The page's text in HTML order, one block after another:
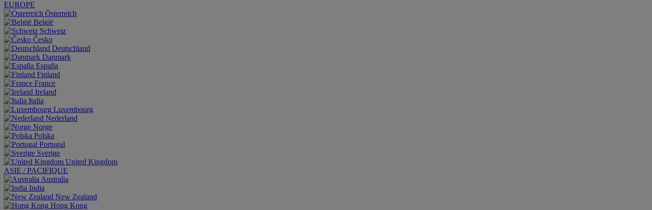
EUROPE
Österreich
België
Schweiz
Česko
Deutschland
Danmark
España
Finland
France
Ireland
Italia
Luxembourg
Nederland
Norge
Polska
Portugal
Sverige
United Kingdom
ASIE / PACIFIQUE
Australia
India
New Zealand
Hong Kong